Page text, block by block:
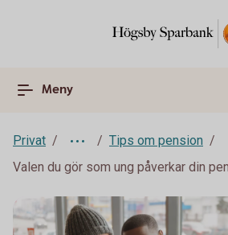
Meny
Privat
Tips om pension
Valen du gör som ung påverkar din